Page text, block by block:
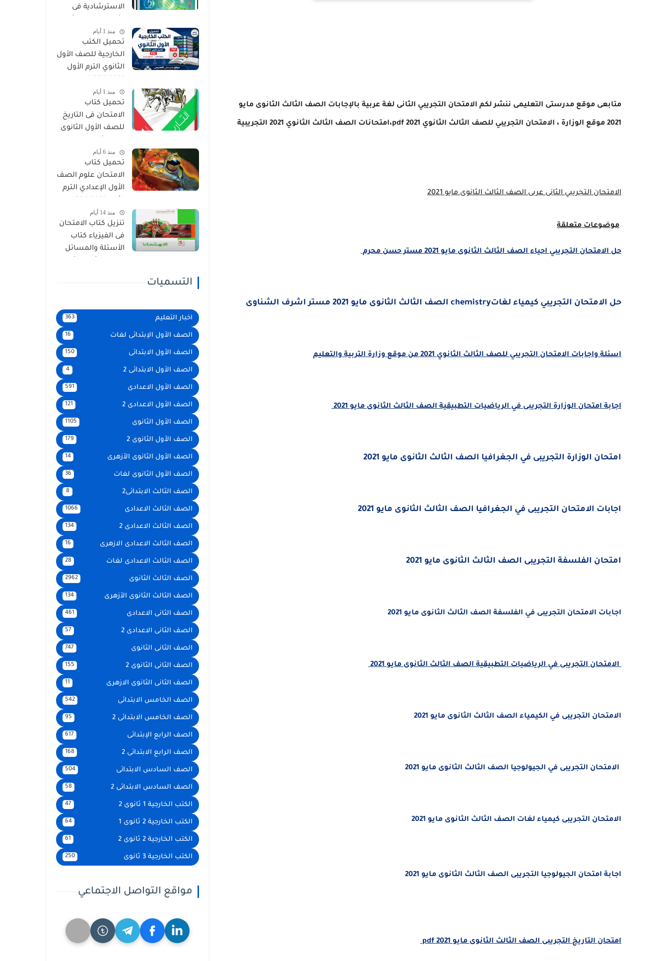
متابعى موقع مدرستى التعليمى ننشر لكم الامتحان التجريبي الثانى لغة عربية بالإجابات الصف الثالث الثانوى مايو
2021 موقع الوزارة ، الامتحان التجريبي للصف الثالث الثانوي 2021 pdf،امتحانات الصف الثالث الثانوي 2021 التجريبية
الامتحان التجريبي الثانى عربى الصف الثالث الثانوى مايو 2021
موضوعات متعلقة
حل الامتحان التجريبي احياء الصف الثالث الثانوى مايو 2021 مستر حسن محرم
حل الامتحان التجريبي كيمياء لغاتchemistry الصف الثالث الثانوى مايو 2021 مستر اشرف الشناوى
اسئلة واجابات الامتحان التجريبي للصف الثالث الثانوي 2021 من موقع وزارة التربية والتعليم
اجابة امتحان الوزارة التجريبى في الرياضيات التطبيقية الصف الثالث الثانوى مايو 2021
امتحان الوزارة التجريبى في الجغرافيا الصف الثالث الثانوى مايو 2021
اجابات الامتحان التجريبى في الجغرافيا الصف الثالث الثانوى مايو 2021
امتحان الفلسفة التجريبى الصف الثالث الثانوى مايو 2021
اجابات الامتحان التجريبى في الفلسفة الصف الثالث الثانوى مايو 2021
الامتحان التجريبى في الرياضيات التطبيقية الصف الثالث الثانوى مايو 2021
الامتحان التجريبى في الكيمياء الصف الثالث الثانوى مايو 2021
الامتحان التجريبى في الجيولوجيا الصف الثالث الثانوى مايو 2021
الامتحان التجريبى كيمياء لغات الصف الثالث الثانوى مايو 2021
اجابة امتحان الجيولوجيا التجريبى الصف الثالث الثانوى مايو 2021
امتحان التاريخ التجريبى الصف الثالث الثانوى مايو 2021 pdf
الاسترشادية فى
الثانوي 2026
منذ 1 أيام
تحميل الكتب
الخارجية للصف الأول
الثانوي الترم الأول
المواد المنهج
الجديد)
منذ 1 أيام
تحميل كتاب
الامتحان فى التاريخ
للصف الأول الثانوى
النسخة الجديدة
منذ 6 أيام
تحميل كتاب
الامتحان علوم الصف
الأول الإعدادي الترم
(النسخة الجديدة)
منذ 14 أيام
تنزيل كتاب الامتحان
فى الفيزياء كتاب
الأسئلة والمسائل
التسميات
اخبار التعليم 363
الصف الأول الإبتدائى لغات 16
الصف الأول الابتدائى 150
الصف الأول الابتدائى 2 4
الصف الأول الاعدادى 591
الصف الأول الاعدادى 2 121
الصف الأول الثانوى 1105
الصف الأول الثانوى 2 179
الصف الأول الثانوى الأزهرى 14
الصف الأول الثانوى لغات 36
الصف الثالث الابتدائى2 8
الصف الثالث الاعدادى 1066
الصف الثالث الاعدادى 2 134
الصف الثالث الاعدادى الازهرى 16
الصف الثالث الاعدادى لغات 28
الصف الثالث الثانوى 2962
الصف الثالث الثانوى الأزهرى 134
الصف الثانى الاعدادى 461
الصف الثانى الاعدادى 2 57
الصف الثانى الثانوى 747
الصف الثانى الثانوى 2 155
الصف الثانى الثانوى الازهرى 11
الصف الخامس الابتدائى 542
الصف الخامس الابتدائى 2 95
الصف الرابع الإبتدائى 617
الصف الرابع الابتدائى 2 168
الصف السادس الابتدائى 504
الصف السادس الابتدائى 2 58
الكتب الخارجية 1 ثانوى 2 47
الكتب الخارجية 2 ثانوى 1 64
الكتب الخارجية 2 ثانوى 2 61
الكتب الخارجية 3 ثانوى 250
مواقع التواصل الاجتماعي